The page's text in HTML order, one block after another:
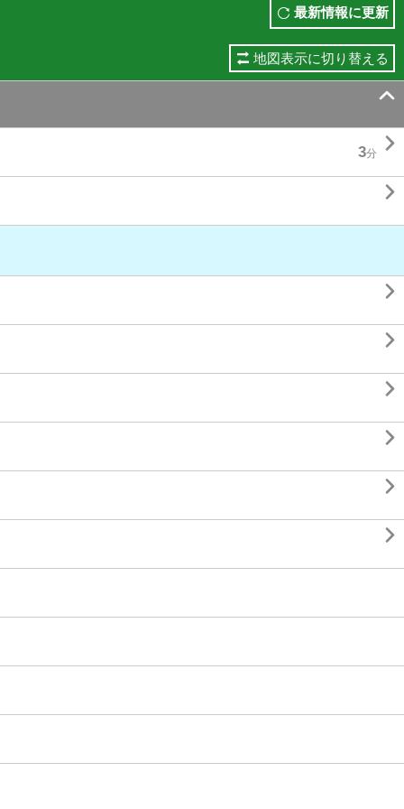
最新情報に更新
地図表示に切り替える

3分







